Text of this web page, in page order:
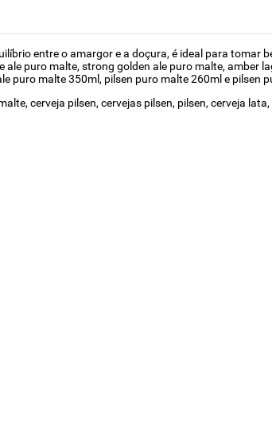
entre o amargor e a doçura, é ideal para tomar
puro malte, strong golden ale puro malte, amber
puro malte 350ml, pilsen puro malte 260ml e pilsen
cerveja pilsen, cervejas pilsen, pilsen, cerveja